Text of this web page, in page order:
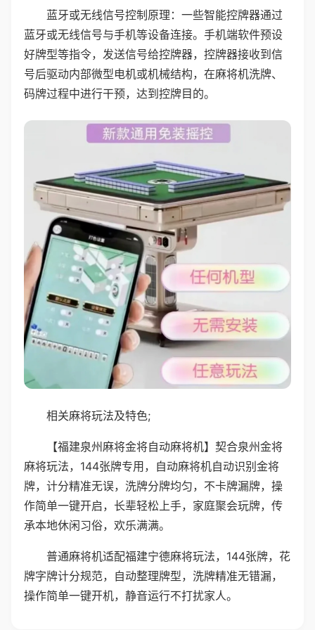
蓝牙或无线信号控制原理：一些智能控牌器通过
蓝牙或无线信号与手机等设备连接。手机端软件预设
好牌型等指令，发送信号给控牌器，控牌器接收到信
号后驱动内部微型电机或机械结构，在麻将机洗牌、
码牌过程中进行干预，达到控牌目的。
相关麻将玩法及特色;
【福建泉州麻将金将自动麻将机】契合泉州金将
麻将玩法，144张牌专用，自动麻将机自动识别金将
牌，计分精准无误，洗牌分牌均匀，不卡牌漏牌，操
作简单一键开启，长辈轻松上手，家庭聚会玩牌，传
承本地休闲习俗，欢乐满满。
普通麻将机适配福建宁德麻将玩法，144张牌，花
牌字牌计分规范，自动整理牌型，洗牌精准无错漏，
操作简单一键开机，静音运行不打扰家人。